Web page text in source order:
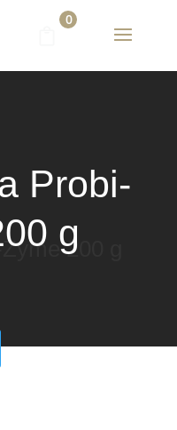
0
Probi-
g
200 g